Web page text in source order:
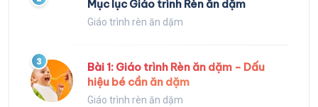
Mục lục Giáo trình Rèn ăn dặm
Giáo trình rèn ăn dặm
3
Bài 1: Giáo trình Rèn ăn dặm - Dấu
hiệu bé cần ăn dặm
Giáo trình rèn ăn dặm